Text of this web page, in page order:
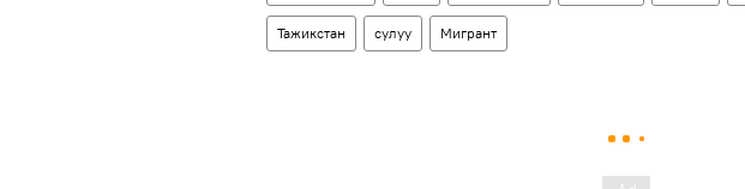
Тажикстан сулуу Мигрант